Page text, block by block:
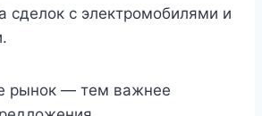
сделок с электромобилями и
рынок — тем важнее